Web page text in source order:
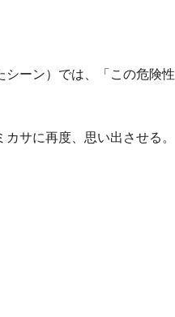
ーン）では、「この危険性
サに再度、思い出させる。